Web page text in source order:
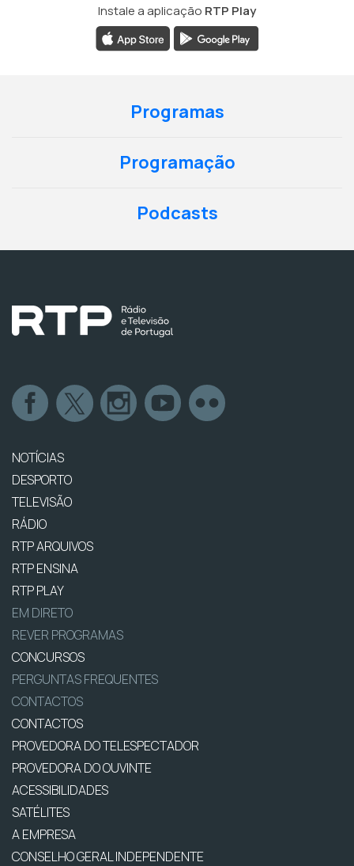
Instale a aplicação RTP Play
Programas
Programação
Podcasts
NOTÍCIAS
DESPORTO
TELEVISÃO
RÁDIO
RTP ARQUIVOS
RTP ENSINA
RTP PLAY
EM DIRETO
REVER PROGRAMAS
CONCURSOS
PERGUNTAS FREQUENTES
CONTACTOS
CONTACTOS
PROVEDORA DO TELESPECTADOR
PROVEDORA DO OUVINTE
ACESSIBILIDADES
SATÉLITES
A EMPRESA
CONSELHO GERAL INDEPENDENTE